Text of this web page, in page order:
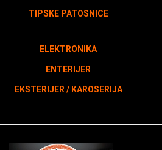
TIPSKE PATOSNICE
ELEKTRONIKA
ENTERIJER
EKSTERIJER / KAROSERIJA